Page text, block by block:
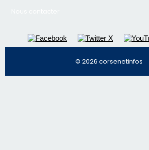
© 2026 corsenetinfos